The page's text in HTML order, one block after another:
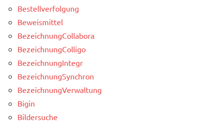
Bestellverfolgung
Beweismittel
BezeichnungCollabora
BezeichnungColligo
BezeichnungIntegr
BezeichnungSynchron
BezeichnungVerwaltung
Bigin
Bildersuche